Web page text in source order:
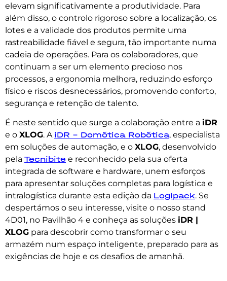
elevam significativamente a produtividade. Para
além disso, o controlo rigoroso sobre a localização, os
lotes e a validade dos produtos permite uma
rastreabilidade fiável e segura, tão importante numa
cadeia de operações. Para os colaboradores, que
continuam a ser um elemento precioso nos
processos, a ergonomia melhora, reduzindo esforço
físico e riscos desnecessários, promovendo conforto,
segurança e retenção de talento.
É neste sentido que surge a colaboração entre a iDR
e o XLOG. A iDR – Domótica Robótica, especialista
em soluções de automação, e o XLOG, desenvolvido
pela Tecnibite e reconhecido pela sua oferta
integrada de software e hardware, unem esforços
para apresentar soluções completas para logística e
intralogística durante esta edição da Logipack. Se
despertámos o seu interesse, visite o nosso stand
4D01, no Pavilhão 4 e conheça as soluções iDR |
XLOG para descobrir como transformar o seu
armazém num espaço inteligente, preparado para as
exigências de hoje e os desafios de amanhã.